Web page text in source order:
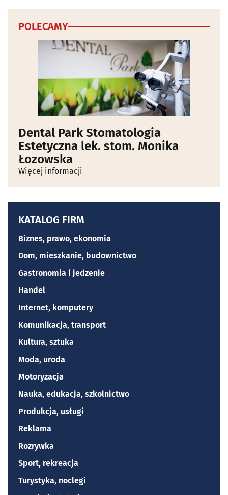
POLECAMY
Dental Park Stomatologia
Estetyczna lek. stom. Monika
Łozowska
Więcej informacji
KATALOG FIRM
Biznes, prawo, ekonomia
Dom, mieszkanie, budownictwo
Gastronomia i jedzenie
Handel
Internet, komputery
Komunikacja, transport
Kultura, sztuka
Moda, uroda
Motoryzacja
Nauka, edukacja, szkolnictwo
Produkcja, usługi
Reklama
Rozrywka
Sport, rekreacja
Turystyka, noclegi